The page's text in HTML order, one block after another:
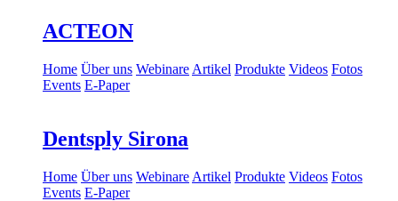
ACTEON
Home Über uns Webinare Artikel Produkte Videos Fotos
Events E-Paper
Dentsply Sirona
Home Über uns Webinare Artikel Produkte Videos Fotos
Events E-Paper